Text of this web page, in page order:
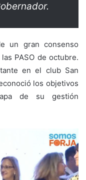
un gran consenso
PASO de octubre.
en el club San
los objetivos
de su gestión